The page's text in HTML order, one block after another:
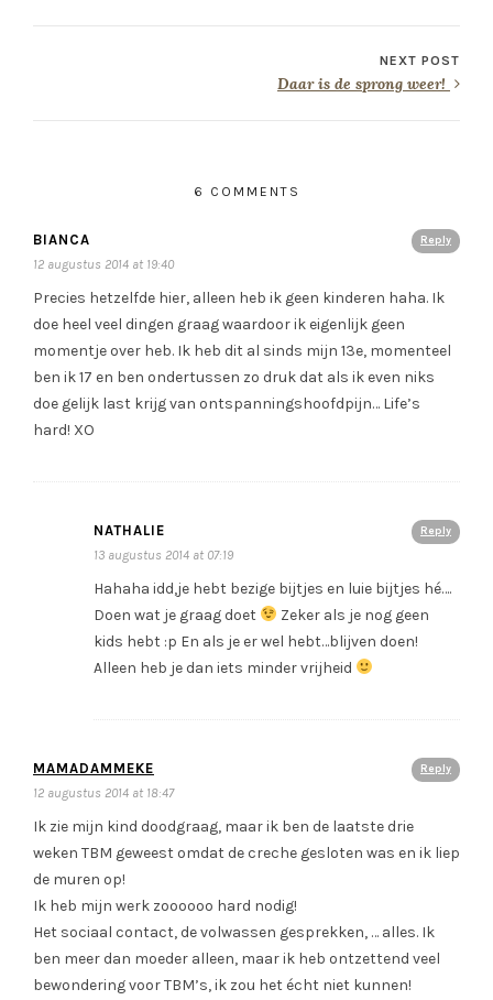
NEXT POST
Daar is de sprong weer!
6 COMMENTS
Reply
BIANCA
12 augustus 2014 at 19:40
Precies hetzelfde hier, alleen heb ik geen kinderen haha. Ik
doe heel veel dingen graag waardoor ik eigenlijk geen
momentje over heb. Ik heb dit al sinds mijn 13e, momenteel
ben ik 17 en ben ondertussen zo druk dat als ik even niks
doe gelijk last krijg van ontspanningshoofdpijn… Life’s
hard! XO
Reply
NATHALIE
13 augustus 2014 at 07:19
Hahaha idd,je hebt bezige bijtjes en luie bijtjes hé….
Doen wat je graag doet
Zeker als je nog geen
kids hebt :p En als je er wel hebt…blijven doen!
Alleen heb je dan iets minder vrijheid
Reply
MAMADAMMEKE
12 augustus 2014 at 18:47
Ik zie mijn kind doodgraag, maar ik ben de laatste drie
weken TBM geweest omdat de creche gesloten was en ik liep
de muren op!
Ik heb mijn werk zoooooo hard nodig!
Het sociaal contact, de volwassen gesprekken, … alles. Ik
ben meer dan moeder alleen, maar ik heb ontzettend veel
bewondering voor TBM’s, ik zou het écht niet kunnen!